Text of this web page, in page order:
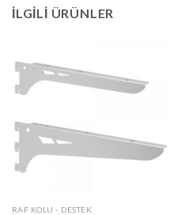
İLGILI ÜRÜNLER
RAF KOLU - DESTEK